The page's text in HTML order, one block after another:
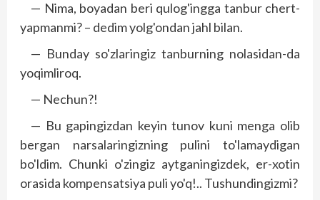
— Nima, boyadan beri qulog'ingga tanbur chert­
yapmanmi? – dedim yolg'ondan jahl bilan.
— Bunday so'zlaringiz tanburning nolasidan-da
yoqimliroq.
— Nechun?!
— Bu gapingizdan keyin tunov kuni menga olib
bergan narsalaringizning pulini to'lamaydigan
bo'ldim. Chunki o'zingiz aytganingizdek, er-xotin
orasida kompensatsiya puli yo'q!.. Tushundingizmi?